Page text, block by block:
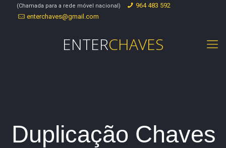
(Chamada para a rede móvel nacional)
964 483 592
enterchaves@gmail.com
ENTERCHAVES
Duplicação Chaves